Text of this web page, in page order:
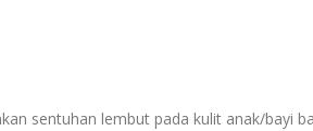
sentuhan lembut pada kulit anak/bayi